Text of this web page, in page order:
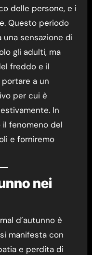
delle persone, e i
Questo periodo
sensazione di
gli adulti, ma
freddo e il
a un
per cui è
In
fenomeno del
e forniremo
nei
d’autunno è
manifesta con
e perdita di